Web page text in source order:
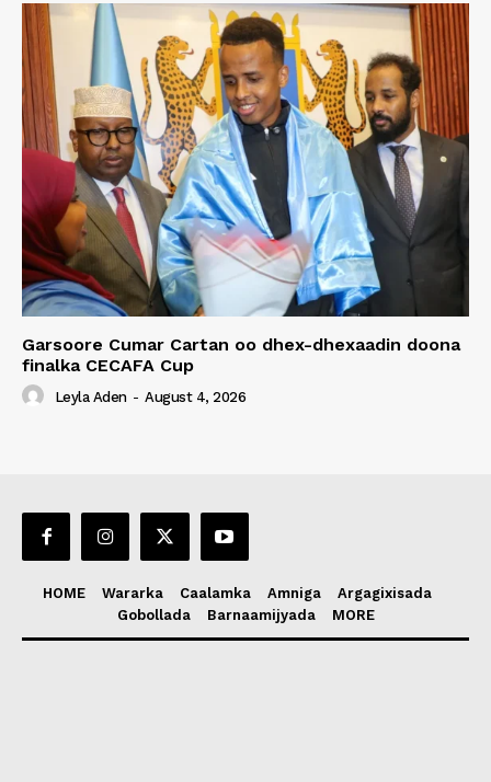
Garsoore Cumar Cartan oo dhex-dhexaadin doona
finalka CECAFA Cup
Leyla Aden - August 4, 2026
HOME Wararka Caalamka Amniga
Argagixisada
Gobollada
Barnaamijyada MORE